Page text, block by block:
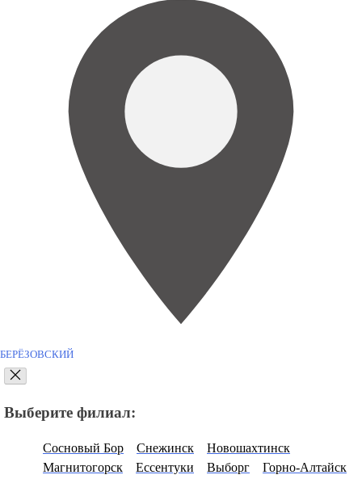
БЕРЁЗОВСКИЙ
Выберите филиал:
Сосновый Бор Снежинск
Новошахтинск
Магнитогорск
Ессентуки Выборг
Горно-Алтайск